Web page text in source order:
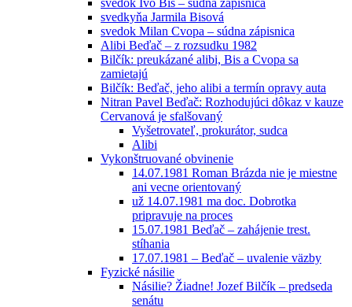
svedkyňa Jarmila Bisová
svedok Milan Cvopa – súdna zápisnica
Alibi Beďač – z rozsudku 1982
Bilčík: preukázané alibi, Bis a Cvopa sa
zamietajú
Bilčík: Beďač, jeho alibi a termín opravy auta
Nitran Pavel Beďač: Rozhodujúci dôkaz v kauze
Cervanová je sfalšovaný
Vyšetrovateľ, prokurátor, sudca
Alibi
Vykonštruované obvinenie
14.07.1981 Roman Brázda nie je miestne
ani vecne orientovaný
už 14.07.1981 ma doc. Dobrotka
pripravuje na proces
15.07.1981 Beďač – zahájenie trest.
stíhania
17.07.1981 – Beďač – uvalenie väzby
Fyzické násilie
Násilie? Žiadne! Jozef Bilčík – predseda
senátu